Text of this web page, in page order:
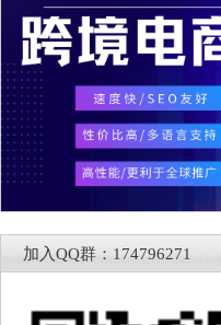
加入QQ群：174796271